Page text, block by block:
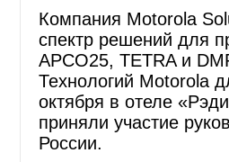
Компания Motorola
спектр решений для
APCO25, TETRA и
Технологий Motorola
октября в отеле
приняли участие
России.